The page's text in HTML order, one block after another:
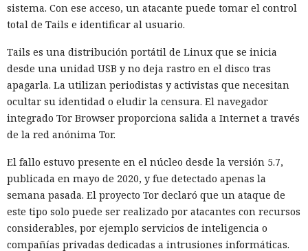
sistema. Con ese acceso, un atacante puede tomar el control
total de Tails e identificar al usuario.
Tails es una distribución portátil de Linux que se inicia
desde una unidad USB y no deja rastro en el disco tras
apagarla. La utilizan periodistas y activistas que necesitan
ocultar su identidad o eludir la censura. El navegador
integrado Tor Browser proporciona salida a Internet a través
de la red anónima Tor.
El fallo estuvo presente en el núcleo desde la versión 5.7,
publicada en mayo de 2020, y fue detectado apenas la
semana pasada. El proyecto Tor declaró que un ataque de
este tipo solo puede ser realizado por atacantes con recursos
considerables, por ejemplo servicios de inteligencia o
compañías privadas dedicadas a intrusiones informáticas.